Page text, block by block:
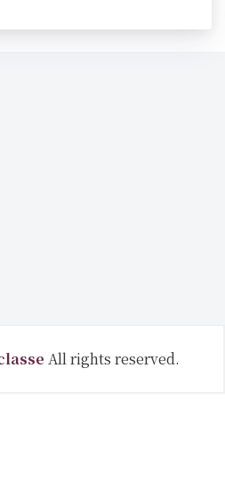
All rights reserved.